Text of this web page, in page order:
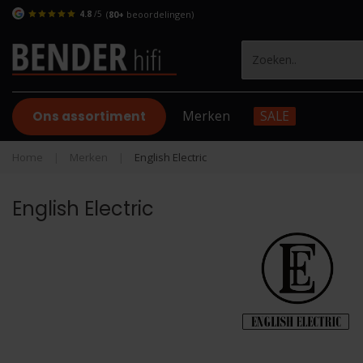
4.8 /5 (80+ beoordelingen)
Ons assortiment Merken SALE
Home Merken English Electric
English Electric